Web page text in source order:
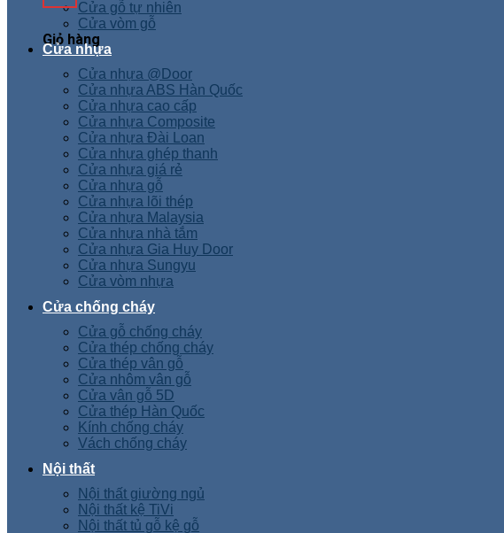
Giỏ hàng
Cửa gỗ tự nhiên
Cửa vòm gỗ
Cửa nhựa
Cửa nhựa @Door
Cửa nhựa ABS Hàn Quốc
Cửa nhựa cao cấp
Cửa nhựa Composite
Cửa nhựa Đài Loan
Cửa nhựa ghép thanh
Cửa nhựa giá rẻ
Cửa nhựa gỗ
Cửa nhựa lõi thép
Cửa nhựa Malaysia
Cửa nhựa nhà tắm
Cửa nhựa Gia Huy Door
Cửa nhựa Sungyu
Cửa vòm nhựa
Cửa chống cháy
Cửa gỗ chống cháy
Cửa thép chống cháy
Cửa thép vân gỗ
Cửa nhôm vân gỗ
Cửa vân gỗ 5D
Cửa thép Hàn Quốc
Kính chống cháy
Vách chống cháy
Nội thất
Nội thất giường ngủ
Nội thất kệ TiVi
Nội thất tủ gỗ kệ gỗ